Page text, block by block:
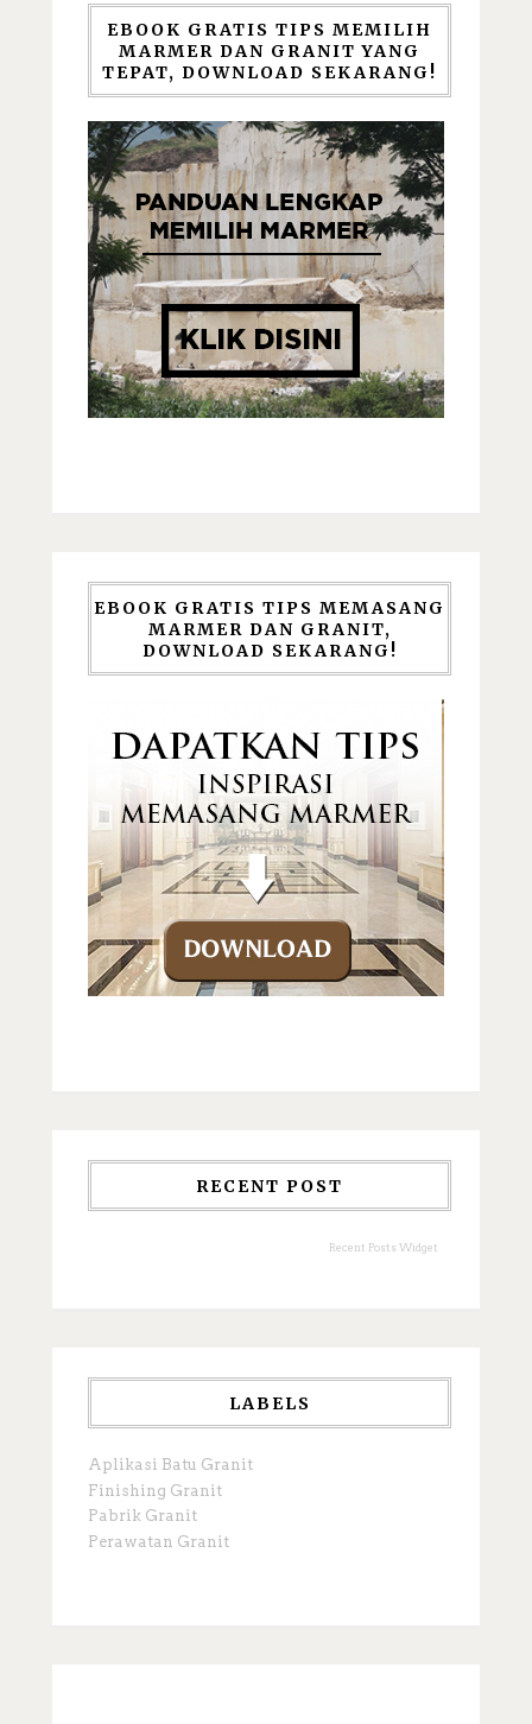
EBOOK GRATIS TIPS MEMILIH
MARMER DAN GRANIT YANG
TEPAT, DOWNLOAD SEKARANG!
EBOOK GRATIS TIPS MEMASANG
MARMER DAN GRANIT,
DOWNLOAD SEKARANG!
RECENT POST
Recent Posts Widget
LABELS
Aplikasi Batu Granit
Finishing Granit
Pabrik Granit
Perawatan Granit